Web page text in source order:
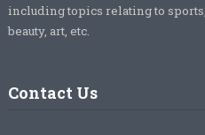
including topics relating to
beauty, art, etc.
Contact Us